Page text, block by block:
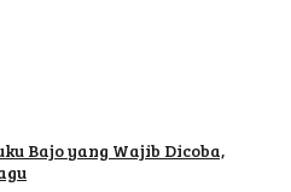
Bajo yang Wajib Dicoba,